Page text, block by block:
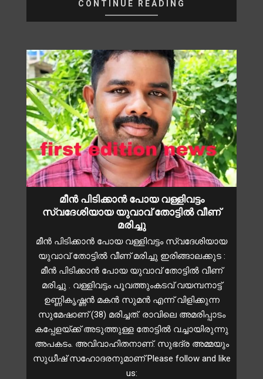
CONTINUE READING
മീൻ പിടിക്കാൻ പോയ വള്ളിവട്ടം
സ്വദേശിയായ യുവാവ് തോട്ടിൽ വീണ്
മരിച്ചു
മീൻ പിടിക്കാൻ പോയ വള്ളിവട്ടം സ്വദേശിയായ
യുവാവ് തോട്ടിൽ വീണ് മരിച്ചു ഇരിങ്ങാലക്കുട :
മീൻ പിടിക്കാൻ പോയ യുവാവ് തോട്ടിൽ വീണ്
മരിച്ചു . വള്ളിവട്ടം പൂവത്തുംകടവ് വയമ്പനാട്ട്
ഉണ്ണികൃഷ്ണൻ മകൻ സുമൻ എന്ന് വിളിക്കുന്ന
സുമേഷാണ് (38) മരിച്ചത്. രാവിലെ അമരിപ്പാടം
കപ്പേളയ്ക്ക് അടുത്തുള്ള തോട്ടിൽ വച്ചായിരുന്നു
അപകടം. അവിവാഹിതനാണ്. സുഭദ്ര അമ്മയും
സുധീഷ് സഹോദരനുമാണ് Please follow and like
us: